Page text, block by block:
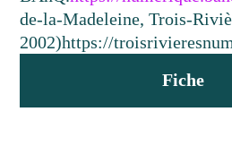
de-la-Madeleine, Trois-
2002)https://
Fiche